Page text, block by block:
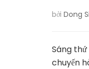
bởi Dong
Sáng
chuyến